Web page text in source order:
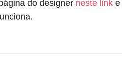
do designer neste link e